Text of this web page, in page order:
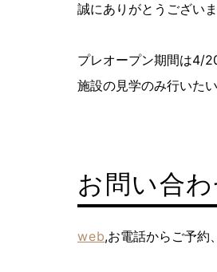
誠にありがとうございま
プレオープン期間は4/
施設の見学のみ行いた
お問い合
web,お電話からご予約、